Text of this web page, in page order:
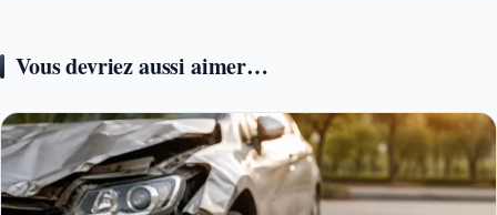
Vous devriez aussi aimer…